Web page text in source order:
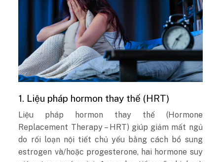
1. Liệu pháp hormon thay thế (HRT)
Liệu pháp hormon thay thế (Hormone
Replacement Therapy – HRT) giúp giảm mất ngủ
do rối loạn nội tiết chủ yếu bằng cách bổ sung
estrogen và/hoặc progesterone, hai hormone suy